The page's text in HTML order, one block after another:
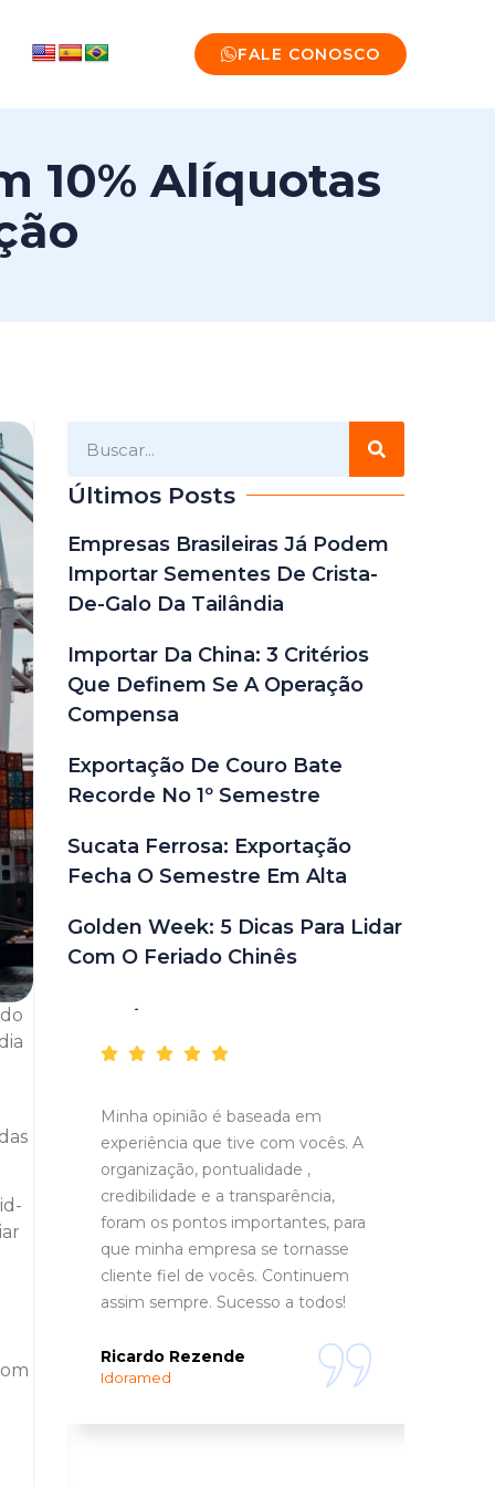
FALE CONOSCO
10% Alíquotas
Últimos Posts
Empresas Brasileiras Já Podem
Importar Sementes De Crista-
De-Galo Da Tailândia
Importar Da China: 3 Critérios
Que Definem Se A Operação
Compensa
Exportação De Couro Bate
Recorde No 1º Semestre
Sucata Ferrosa: Exportação
Fecha O Semestre Em Alta
Golden Week: 5 Dicas Para Lidar
Com O Feriado Chinês
Depoimentos
Minha opinião é baseada em
experiência que tive com vocês. A
organização, pontualidade ,
credibilidade e a transparência,
foram os pontos importantes, para
que minha empresa se tornasse
cliente fiel de vocês. Continuem
assim sempre. Sucesso a todos!
Ricardo Rezende
Idoramed